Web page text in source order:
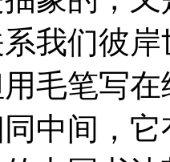
我们彼
毛笔写
中间，